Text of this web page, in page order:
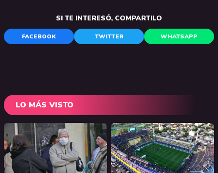
SI TE INTERESÓ, COMPARTILO
FACEBOOK TWITTER WHATSAPP
LO MÁS VISTO